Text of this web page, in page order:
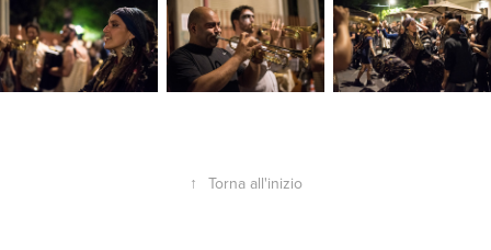
↑ Torna all'inizio